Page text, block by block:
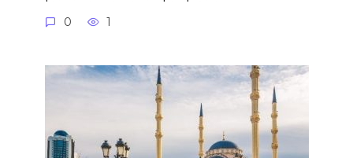
0 1